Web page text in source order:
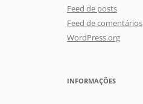
Feed de posts
Feed de comentários
WordPress.org
INFORMAÇÕES